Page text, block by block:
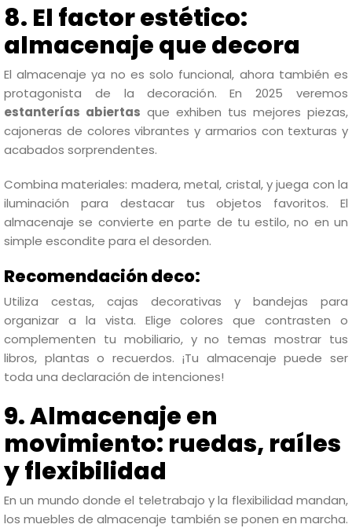
8. El factor estético:
almacenaje que decora
El almacenaje ya no es solo funcional, ahora también es
protagonista de la decoración. En 2025 veremos
estanterías abiertas que exhiben tus mejores piezas,
cajoneras de colores vibrantes y armarios con texturas y
acabados sorprendentes.
Combina materiales: madera, metal, cristal, y juega con la
iluminación para destacar tus objetos favoritos. El
almacenaje se convierte en parte de tu estilo, no en un
simple escondite para el desorden.
Recomendación deco:
Utiliza cestas, cajas decorativas y bandejas para
organizar a la vista. Elige colores que contrasten o
complementen tu mobiliario, y no temas mostrar tus
libros, plantas o recuerdos. ¡Tu almacenaje puede ser
toda una declaración de intenciones!
9. Almacenaje en
movimiento: ruedas, raíles
y flexibilidad
En un mundo donde el teletrabajo y la flexibilidad mandan,
los muebles de almacenaje también se ponen en marcha.